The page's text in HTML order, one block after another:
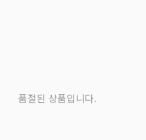
품절된 상품입니다.